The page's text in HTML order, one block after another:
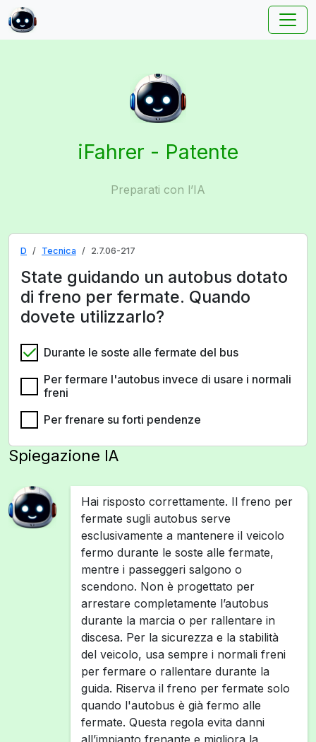
iFahrer - Patente
Preparati con l’IA
D Tecnica 2.7.06-217
State guidando un autobus dotato
di freno per fermate. Quando
dovete utilizzarlo?
Durante le soste alle fermate del bus
Per fermare l'autobus invece di usare i normali
freni
Per frenare su forti pendenze
Spiegazione IA
Hai risposto correttamente. Il freno per
fermate sugli autobus serve
esclusivamente a mantenere il veicolo
fermo durante le soste alle fermate,
mentre i passeggeri salgono o
scendono. Non è progettato per
arrestare completamente l’autobus
durante la marcia o per rallentare in
discesa. Per la sicurezza e la stabilità
del veicolo, usa sempre i normali freni
per fermare o rallentare durante la
guida. Riserva il freno per fermate solo
quando l'autobus è già fermo alle
fermate. Questa regola evita danni